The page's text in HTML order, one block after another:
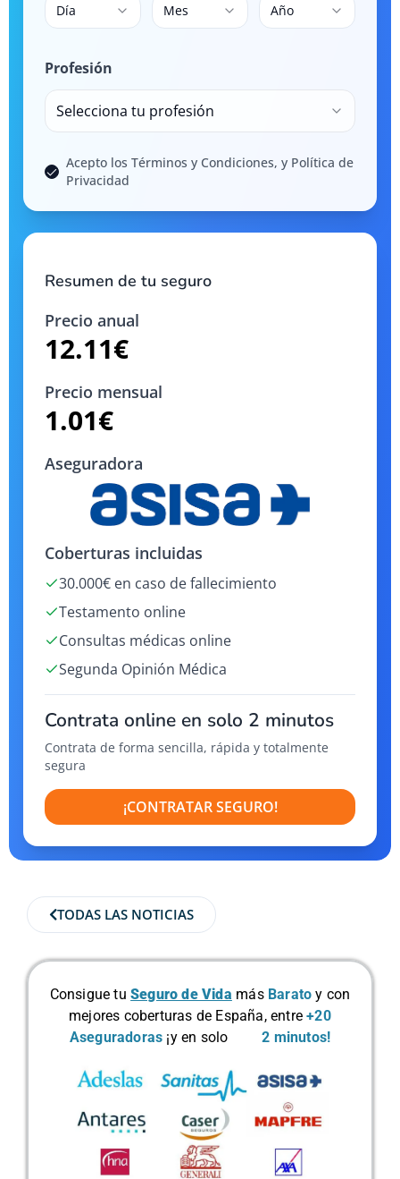
Día
Mes
Año
Profesión
Selecciona tu profesión
Acepto los Términos y Condiciones, y Política de
Privacidad
Resumen de tu seguro
Precio anual
12.11€
Precio mensual
1.01€
Aseguradora
Coberturas incluidas
30.000€ en caso de fallecimiento
Testamento online
Consultas médicas online
Segunda Opinión Médica
Contrata online en solo 2 minutos
Contrata de forma sencilla, rápida y totalmente
segura
¡CONTRATAR SEGURO!
TODAS LAS NOTICIAS
Consigue tu Seguro de Vida más Barato y con
mejores coberturas de España, entre+20
Aseguradoras ¡y en solo2 minutos!